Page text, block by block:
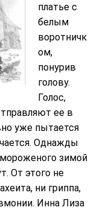
платье с
белым
воротничк
ом,
понурив
голову.
Голос,
ее в
уже пытается
Однажды
зимой
От этого не
ни гриппа,
Инна Лиза